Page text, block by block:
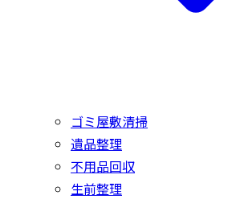
ゴミ屋敷清掃
遺品整理
不用品回収
生前整理